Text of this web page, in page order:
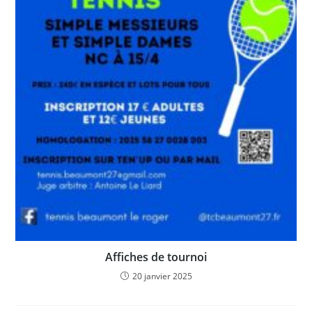
Affiches de tournoi
20 janvier 2025